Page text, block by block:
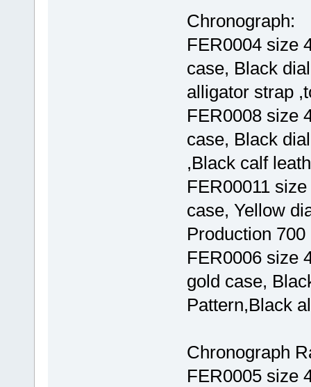
Chronograph:
FER0004 size
case, Black
alligator strap
FER0008 size
case, Black
,Black calf
FER00011
case, Yellow
Production 700
FER0006 size
gold case,
Pattern,Black
Chronograph
FER0005 size